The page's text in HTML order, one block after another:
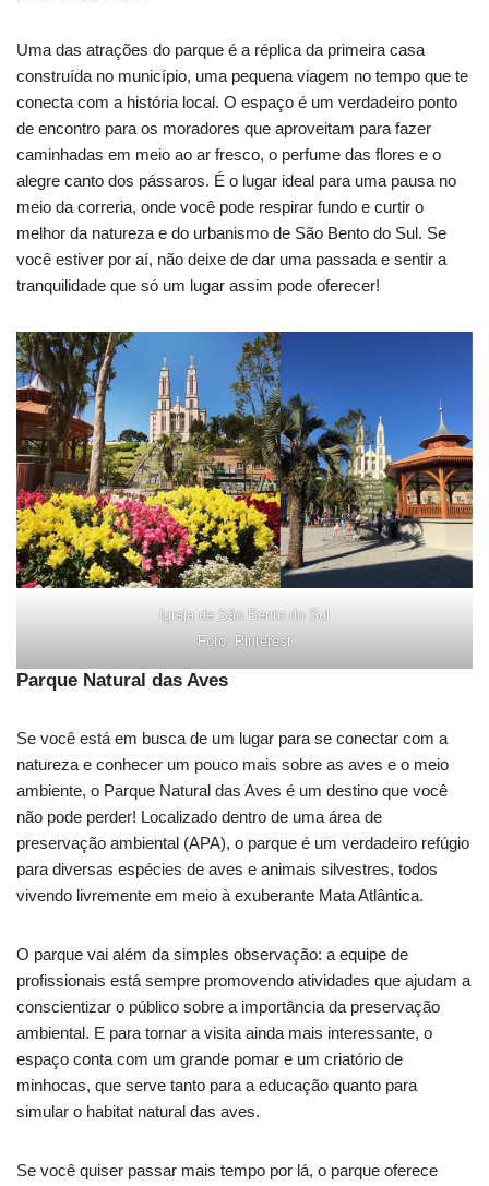
Uma das atrações do parque é a réplica da primeira casa
construída no município, uma pequena viagem no tempo que te
conecta com a história local. O espaço é um verdadeiro ponto
de encontro para os moradores que aproveitam para fazer
caminhadas em meio ao ar fresco, o perfume das flores e o
alegre canto dos pássaros. É o lugar ideal para uma pausa no
meio da correria, onde você pode respirar fundo e curtir o
melhor da natureza e do urbanismo de São Bento do Sul. Se
você estiver por aí, não deixe de dar uma passada e sentir a
tranquilidade que só um lugar assim pode oferecer!
Igreja de São Bento do Sul
Foto: Pinterest
Parque Natural das Aves
Se você está em busca de um lugar para se conectar com a
natureza e conhecer um pouco mais sobre as aves e o meio
ambiente, o Parque Natural das Aves é um destino que você
não pode perder! Localizado dentro de uma área de
preservação ambiental (APA), o parque é um verdadeiro refúgio
para diversas espécies de aves e animais silvestres, todos
vivendo livremente em meio à exuberante Mata Atlântica.
O parque vai além da simples observação: a equipe de
profissionais está sempre promovendo atividades que ajudam a
conscientizar o público sobre a importância da preservação
ambiental. E para tornar a visita ainda mais interessante, o
espaço conta com um grande pomar e um criatório de
minhocas, que serve tanto para a educação quanto para
simular o habitat natural das aves.
Se você quiser passar mais tempo por lá, o parque oferece